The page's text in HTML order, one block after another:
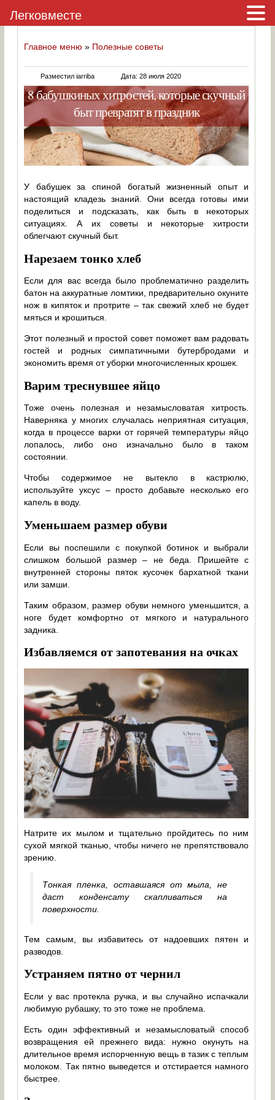
Главное меню » Полезные советы
Разместил iarriba Дата: 28 июля 2020
8 бабушкиных хитростей, которые скучный
быт превратят в праздник
У бабушек за спиной богатый жизненный опыт и
настоящий кладезь знаний. Они всегда готовы ими
поделиться и подсказать, как быть в некоторых
ситуациях. А их советы и некоторые хитрости
облегчают скучный быт.
Нарезаем тонко хлеб
Если для вас всегда было проблематично разделить
батон на аккуратные ломтики, предварительно окуните
нож в кипяток и протрите – так свежий хлеб не будет
мяться и крошиться.
Этот полезный и простой совет поможет вам радовать
гостей и родных симпатичными бутербродами и
экономить время от уборки многочисленных крошек.
Варим треснувшее яйцо
Тоже очень полезная и незамысловатая хитрость.
Наверняка у многих случалась неприятная ситуация,
когда в процессе варки от горячей температуры яйцо
лопалось, либо оно изначально было в таком
состоянии.
Чтобы содержимое не вытекло в кастрюлю,
используйте уксус – просто добавьте несколько его
капель в воду.
Уменьшаем размер обуви
Если вы поспешили с покупкой ботинок и выбрали
слишком большой размер – не беда. Пришейте с
внутренней стороны пяток кусочек бархатной ткани
или замши.
Таким образом, размер обуви немного уменьшится, а
ноге будет комфортно от мягкого и натурального
задника.
Избавляемся от запотевания на очках
Натрите их мылом и тщательно пройдитесь по ним
сухой мягкой тканью, чтобы ничего не препятствовало
зрению.
Тонкая пленка, оставшаяся от мыла, не
даст конденсату скапливаться на
поверхности.
Тем самым, вы избавитесь от надоевших пятен и
разводов.
Устраняем пятно от чернил
Если у вас протекла ручка, и вы случайно испачкали
любимую рубашку, то это тоже не проблема.
Есть один эффективный и незамысловатый способ
возвращения ей прежнего вида: нужно окунуть на
длительное время испорченную вещь в тазик с теплым
молоком. Так пятно выведется и отстирается намного
быстрее.
Легковместе